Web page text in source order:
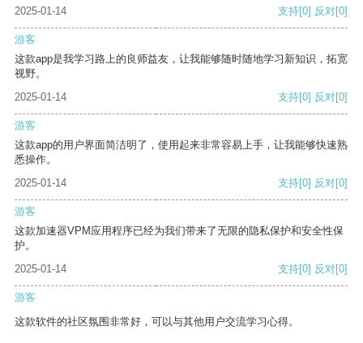
2025-01-14
支持[0] 反对[0]
游客
这款app是我学习路上的良师益友，让我能够随时随地学习新知识，拓宽
视野。
2025-01-14
支持[0] 反对[0]
游客
这款app的用户界面简洁明了，使用起来非常容易上手，让我能够快速熟
悉操作。
2025-01-14
支持[0] 反对[0]
游客
这款加速器VPM应用程序已经为我们带来了无限的隐私保护和安全性保
护。
2025-01-14
支持[0] 反对[0]
游客
这款软件的社区氛围非常好，可以与其他用户交流学习心得。